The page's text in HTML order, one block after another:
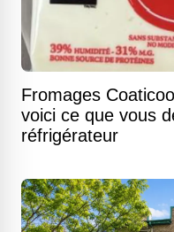
Fromages
voici ce que vous
réfrigérateur